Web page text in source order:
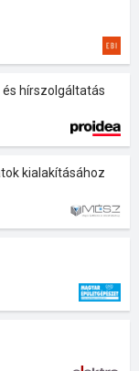
hírszolgáltatás
kialakításához